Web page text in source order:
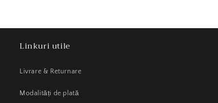
Linkuri utile
Livrare & Returnare
Modalități de plată